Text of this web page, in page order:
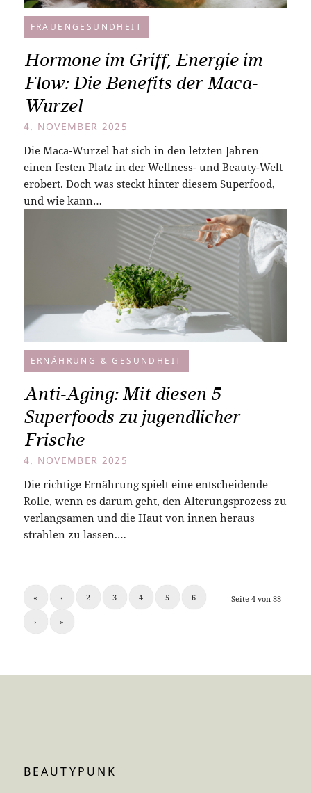
FRAUENGESUNDHEIT
Hormone im Griff, Energie im
Flow: Die Benefits der Maca-
Wurzel
4. NOVEMBER 2025
Die Maca-Wurzel hat sich in den letzten Jahren
einen festen Platz in der Wellness- und Beauty-Welt
erobert. Doch was steckt hinter diesem Superfood,
und wie kann…
ERNÄHRUNG & GESUNDHEIT
Anti-Aging: Mit diesen 5
Superfoods zu jugendlicher
Frische
4. NOVEMBER 2025
Die richtige Ernährung spielt eine entscheidende
Rolle, wenn es darum geht, den Alterungsprozess zu
verlangsamen und die Haut von innen heraus
strahlen zu lassen.…
Seite 4 von 88
« ‹ 2 3 4 5 6
› »
BEAUTYPUNK